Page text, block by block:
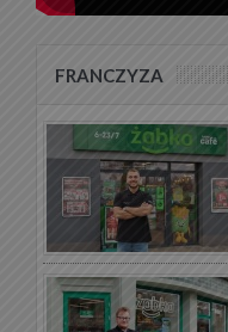
FRANCZYZA